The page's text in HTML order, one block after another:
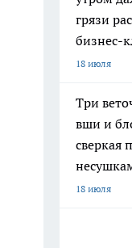
грязи
бизнес-
18 июля
Три
вши и
сверкая
18 июля